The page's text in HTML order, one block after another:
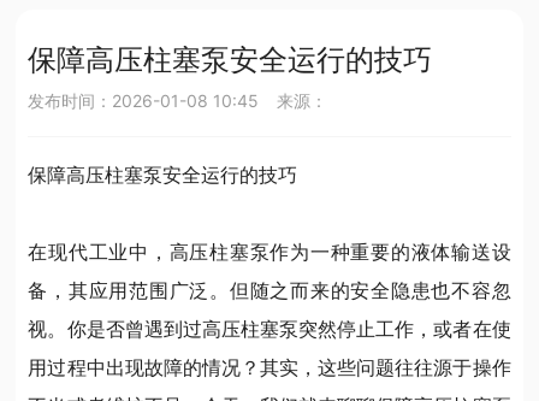
保障高压柱塞泵安全运行的技巧
发布时间： 2026-01-08 10:45 来源：
保障高压柱塞泵安全运行的技巧
在现代工业中，高压柱塞泵作为一种重要的液体输送设
备，其应用范围广泛。但随之而来的安全隐患也不容忽
视。你是否曾遇到过高压柱塞泵突然停止工作，或者在使
用过程中出现故障的情况？其实，这些问题往往源于操作